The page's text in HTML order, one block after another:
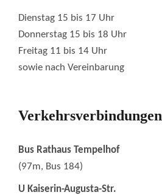
Dienstag 15 bis 17 Uhr
Donnerstag 15 bis 18 Uhr
Freitag 11 bis 14 Uhr
sowie nach Vereinbarung
Verkehrsverbindungen
Bus Rathaus Tempelhof
(97m, Bus 184)
U Kaiserin-Augusta-Str.